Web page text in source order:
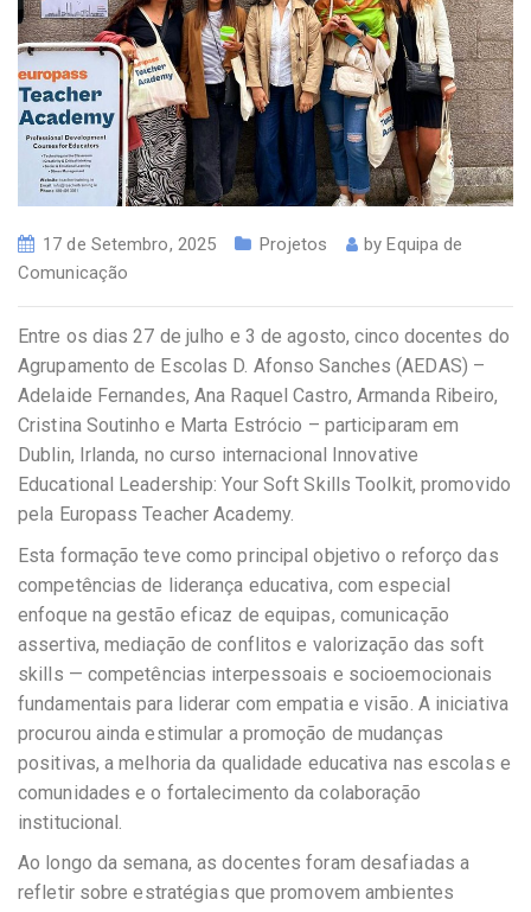
17 de Setembro, 2025 Projetos byEquipa de
Comunicação
Entre os dias 27 de julho e 3 de agosto, cinco docentes do
Agrupamento de Escolas D. Afonso Sanches (AEDAS) –
Adelaide Fernandes, Ana Raquel Castro, Armanda Ribeiro,
Cristina Soutinho e Marta Estrócio – participaram em
Dublin, Irlanda, no curso internacional Innovative
Educational Leadership: Your Soft Skills Toolkit, promovido
pela Europass Teacher Academy.
Esta formação teve como principal objetivo o reforço das
competências de liderança educativa, com especial
enfoque na gestão eficaz de equipas, comunicação
assertiva, mediação de conflitos e valorização das soft
skills — competências interpessoais e socioemocionais
fundamentais para liderar com empatia e visão. A iniciativa
procurou ainda estimular a promoção de mudanças
positivas, a melhoria da qualidade educativa nas escolas e
comunidades e o fortalecimento da colaboração
institucional.
Ao longo da semana, as docentes foram desafiadas a
refletir sobre estratégias que promovem ambientes